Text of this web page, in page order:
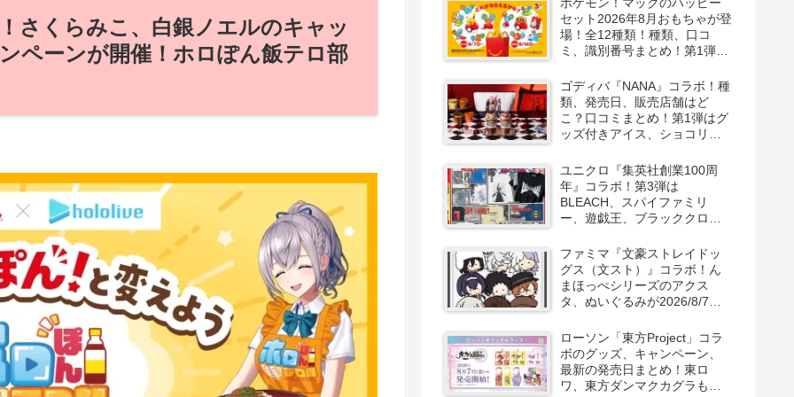
さくらみこ、白銀ノエルのキャッ
ペーンが開催！ホロぽん飯テロ部
セット2026年8月おもちゃが登
場！全12種類！種類、口コ
ミ、識別番号まとめ！第1弾は
ゴディバ『NANA』コラボ！種
類、発売日、販売店舗はど
こ？口コミまとめ！第1弾はグ
ッズ付きアイス、ショコリキ
より新発売！第2弾は限定チョ
コレートなどが2026年10月？
再販売は？
ユニクロ『集英社創業100周
年』コラボ！第3弾は
BLEACH、スパイファミリ
ー、遊戯王、ブラッククロー
の半袖Tシャツが2026/8/7より
新発売！
ファミマ『文豪ストレイドッ
グス（文スト）』コラボ！ん
まほっぺシリーズのアクス
タ、ぬいぐるみが2026/8/7～
ローソン「東方Project」コラ
ボのグッズ、キャンペーン、
最新の発売日まとめ！東ロ
ワ、東方ダンマクカグラも！